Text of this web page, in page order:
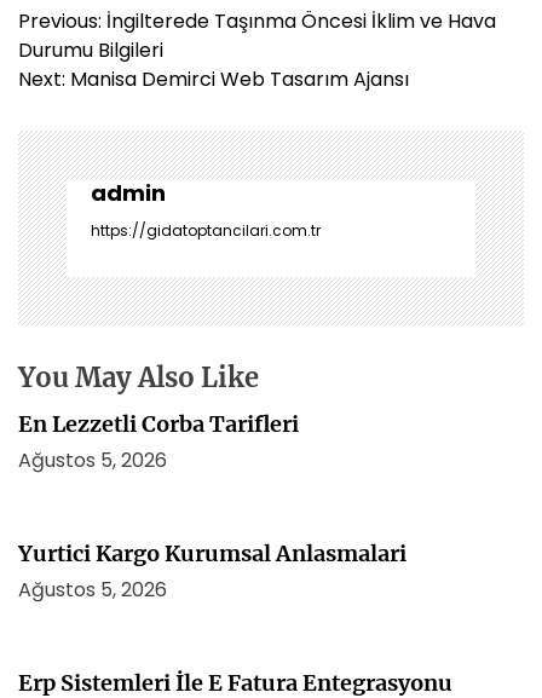
Y
a
z
g
e
z
i
n
m
e
i
Previous: İngilterede Taşınma Öncesi İklim ve Hava
Durumu Bilgileri
Next: Manisa Demirci Web Tasarım Ajansı
admin
https://gidatoptancilari.com.tr
You May Also Like
En Lezzetli Corba Tarifleri
Ağustos 5, 2026
Yurtici Kargo Kurumsal Anlasmalari
Ağustos 5, 2026
Erp Sistemleri İle E Fatura Entegrasyonu